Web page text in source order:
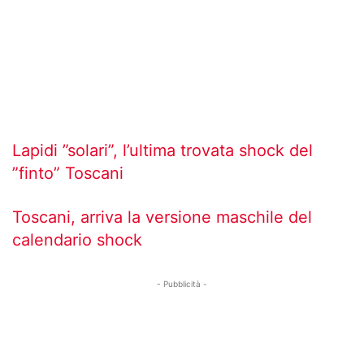
Lapidi ”solari”, l’ultima trovata shock del
”finto” Toscani
Toscani, arriva la versione maschile del
calendario shock
- Pubblicità -